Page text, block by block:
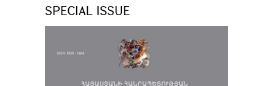
SPECIAL ISSUE